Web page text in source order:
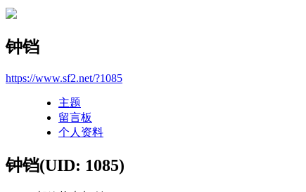
钟铛
https://www.sf2.net/?1085
主题
留言板
个人资料
钟铛(UID: 1085)